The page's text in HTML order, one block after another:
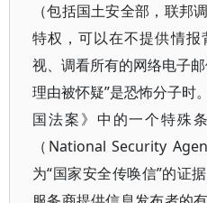
（包括国土安全部，联邦
特权，可以在不提供情
视、调看所有的网络电子
理由被怀疑”是恐怖分子时
国法案》中的一个特殊
（National Security
为“国家安全传唤信”的证